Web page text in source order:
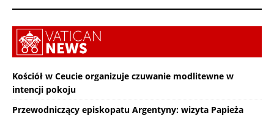
Kościół w Ceucie organizuje czuwanie modlitewne w
intencji pokoju
Przewodniczący episkopatu Argentyny: wizyta Papieża